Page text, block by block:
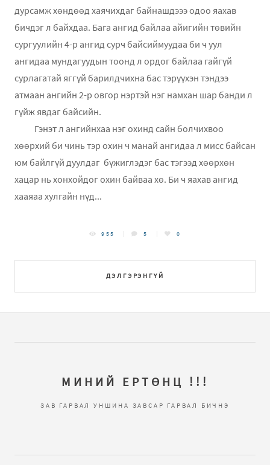
дурсамж хөндөөд хаячихдаг байнашдэээ одоо яахав
бичдэг л байхдаа. Бага ангид байлаа айигийн төвийн
сургуулийн 4-р ангид сурч байсиймуудаа би ч уул
ангидаа мундагуудын тоонд л ордог байлаа гайгүй
сурлагатай яггүй барилдчихна бас тэрүүхэн тэндээ
атмаан ангийн 2-р овгор нэртэй нэг намхан шар банди л
гүйж явдаг байсийн.
Гэнэт л ангийнхаа нэг охинд сайн болчихвоо
хөөрхий би чинь тэр охин ч манай ангидаа л мисс байсан
юм байлгүй дуулдаг бүжиглэдэг бас тэгээд хөөрхөн
хацар нь хонхойдог охин байваа хө. Би ч яахав ангид
хааяаа хулгайн нүд...
ДЭЛГЭРЭНГҮЙ
955 5 0
МИНИЙ ЕРТӨНЦ !!!
ЗАВ ГАРВАЛ УНШИНА ЗАВСАР ГАРВАЛ БИЧНЭ